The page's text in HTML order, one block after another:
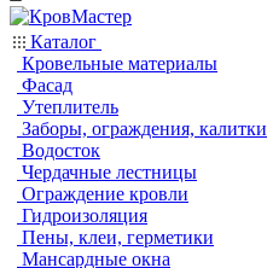
Каталог
Кровельные материалы
Фасад
Утеплитель
Заборы, ограждения, калитки
Водосток
Чердачные лестницы
Ограждение кровли
Гидроизоляция
Пены, клеи, герметики
Мансардные окна